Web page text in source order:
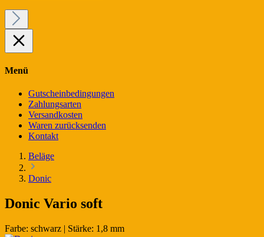
Menü
Gutscheinbedingungen
Zahlungsarten
Versandkosten
Waren zurücksenden
Kontakt
Beläge
Donic
Donic Vario soft
Farbe: schwarz | Stärke: 1,8 mm